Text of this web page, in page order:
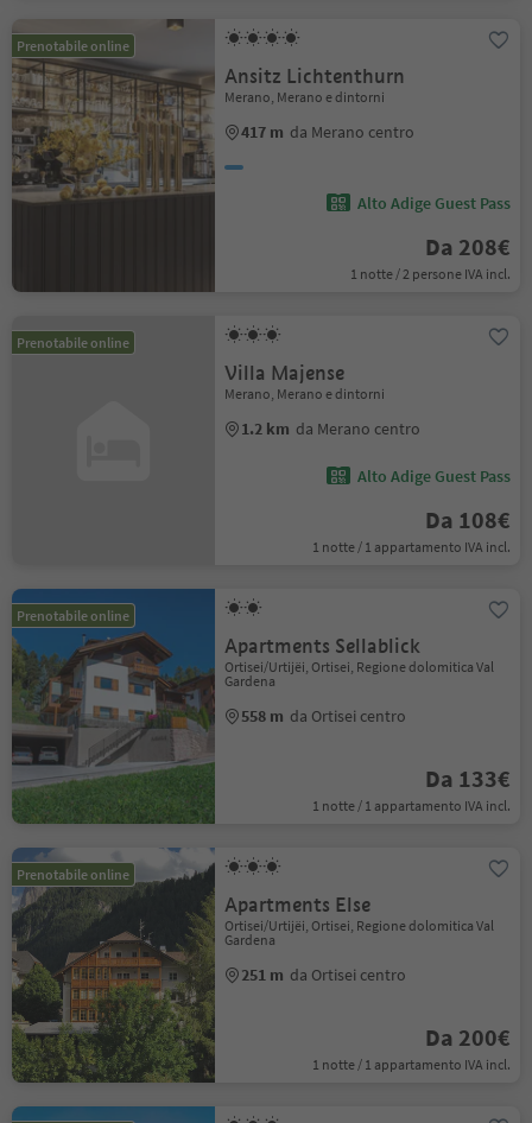
Prenotabile online
Ansitz Lichtenthurn
Merano, Merano e dintorni
417 m da Merano centro
Alto Adige Guest Pass
Da 208€
1 notte / 2 persone IVA incl.
Prenotabile online
Villa Majense
Merano, Merano e dintorni
1.2 km da Merano centro
Alto Adige Guest Pass
Da 108€
1 notte / 1 appartamento IVA incl.
Prenotabile online
Apartments Sellablick
Ortisei/Urtijëi, Ortisei, Regione dolomitica Val
Gardena
558 m da Ortisei centro
Da 133€
1 notte / 1 appartamento IVA incl.
Prenotabile online
Apartments Else
Ortisei/Urtijëi, Ortisei, Regione dolomitica Val
Gardena
251 m da Ortisei centro
Da 200€
1 notte / 1 appartamento IVA incl.